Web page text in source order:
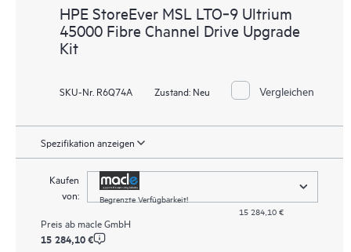
HPE StoreEver MSL LTO‑9 Ultrium
45000 Fibre Channel Drive Upgrade
Kit
SKU-Nr. R6Q74A Zustand:Neu Vergleichen
Spezifikation anzeigen
Kaufen
von:
Begrenzte Verfügbarkeit!
15 284,10 €
Preis ab macle GmbH
15 284,10 €